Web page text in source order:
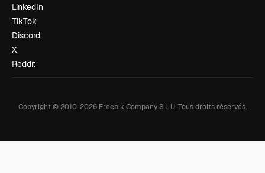
LinkedIn
TikTok
Discord
X
Reddit
Copyright © 2010-2026 Freepik Company S.L.U.Tous droits réservés.